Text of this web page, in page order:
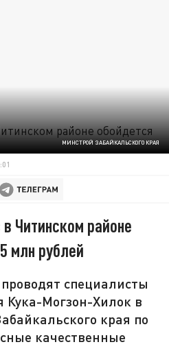
МИНСТРОЙ ЗАБАЙКАЛЬСКОГО КРАЯ
Читинском районе
млн рублей
специалисты
Кука-Могзон-Хилок в
края по
качественные